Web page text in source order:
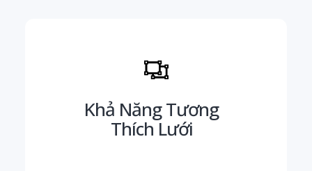
Khả Năng Tương
Thích Lưới